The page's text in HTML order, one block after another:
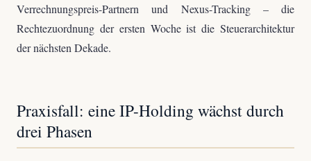
Verrechnungspreis-Partnern und Nexus-Tracking – die
Rechtezuordnung der ersten Woche ist die Steuerarchitektur
der nächsten Dekade.
Praxisfall: eine IP-Holding wächst durch
drei Phasen